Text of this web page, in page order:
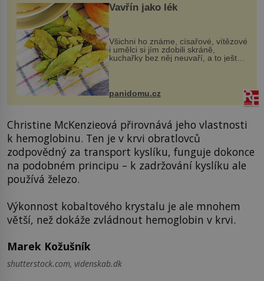
Vavřín jako lék
Všichni ho známe, císařové, vítězové
i umělci si jím zdobili skráně,
kuchařky bez něj neuvaří, a to ještě
nevíte, že bobkový list může výrazně
zmírnit některé naše neduhy.
Obsahuje v malém množství ně...
panidomu.cz
Christine McKenzieová přirovnává jeho vlastnosti
k hemoglobinu. Ten je v krvi obratlovců
zodpovědný za transport kyslíku, funguje dokonce
na podobném principu – k zadržování kyslíku ale
používá železo.
Výkonnost kobaltového krystalu je ale mnohem
větší, než dokáže zvládnout hemoglobin v krvi.
Marek Kožušník
shutterstock.com, videnskab.dk